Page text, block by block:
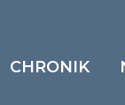
CHRONIK